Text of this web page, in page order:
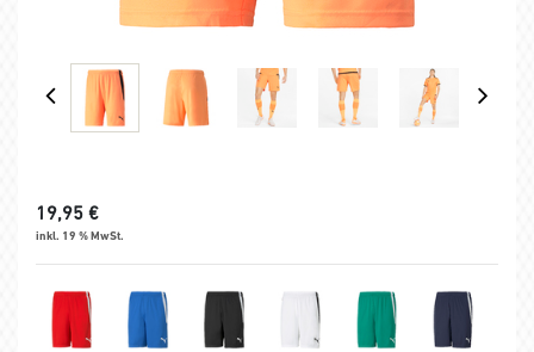
19,95 €
inkl. 19 % MwSt.